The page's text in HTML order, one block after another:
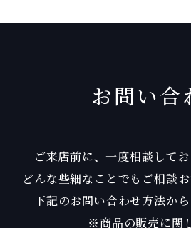
お問い合
ご来店前に、一度相談してお
どんな些細なことでもご相談お
下記のお問い合わせ方法から
※商品の販売に関